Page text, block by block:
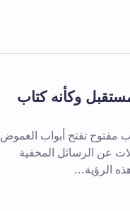
وكأنه كتاب
مفتوح تفتح أبواب الغموض
عن الرسائل المخفية
الرؤية…